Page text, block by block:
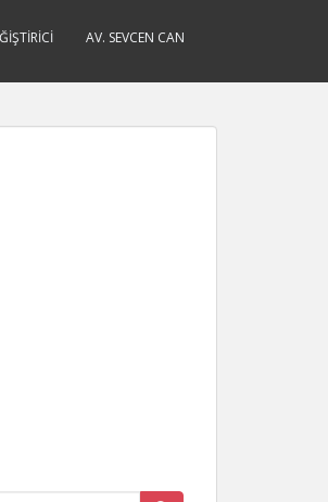
AV. SEVCEN CAN